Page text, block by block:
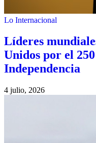
Lo Internacional
Líderes
Unidos por el
Independencia
4 julio, 2026